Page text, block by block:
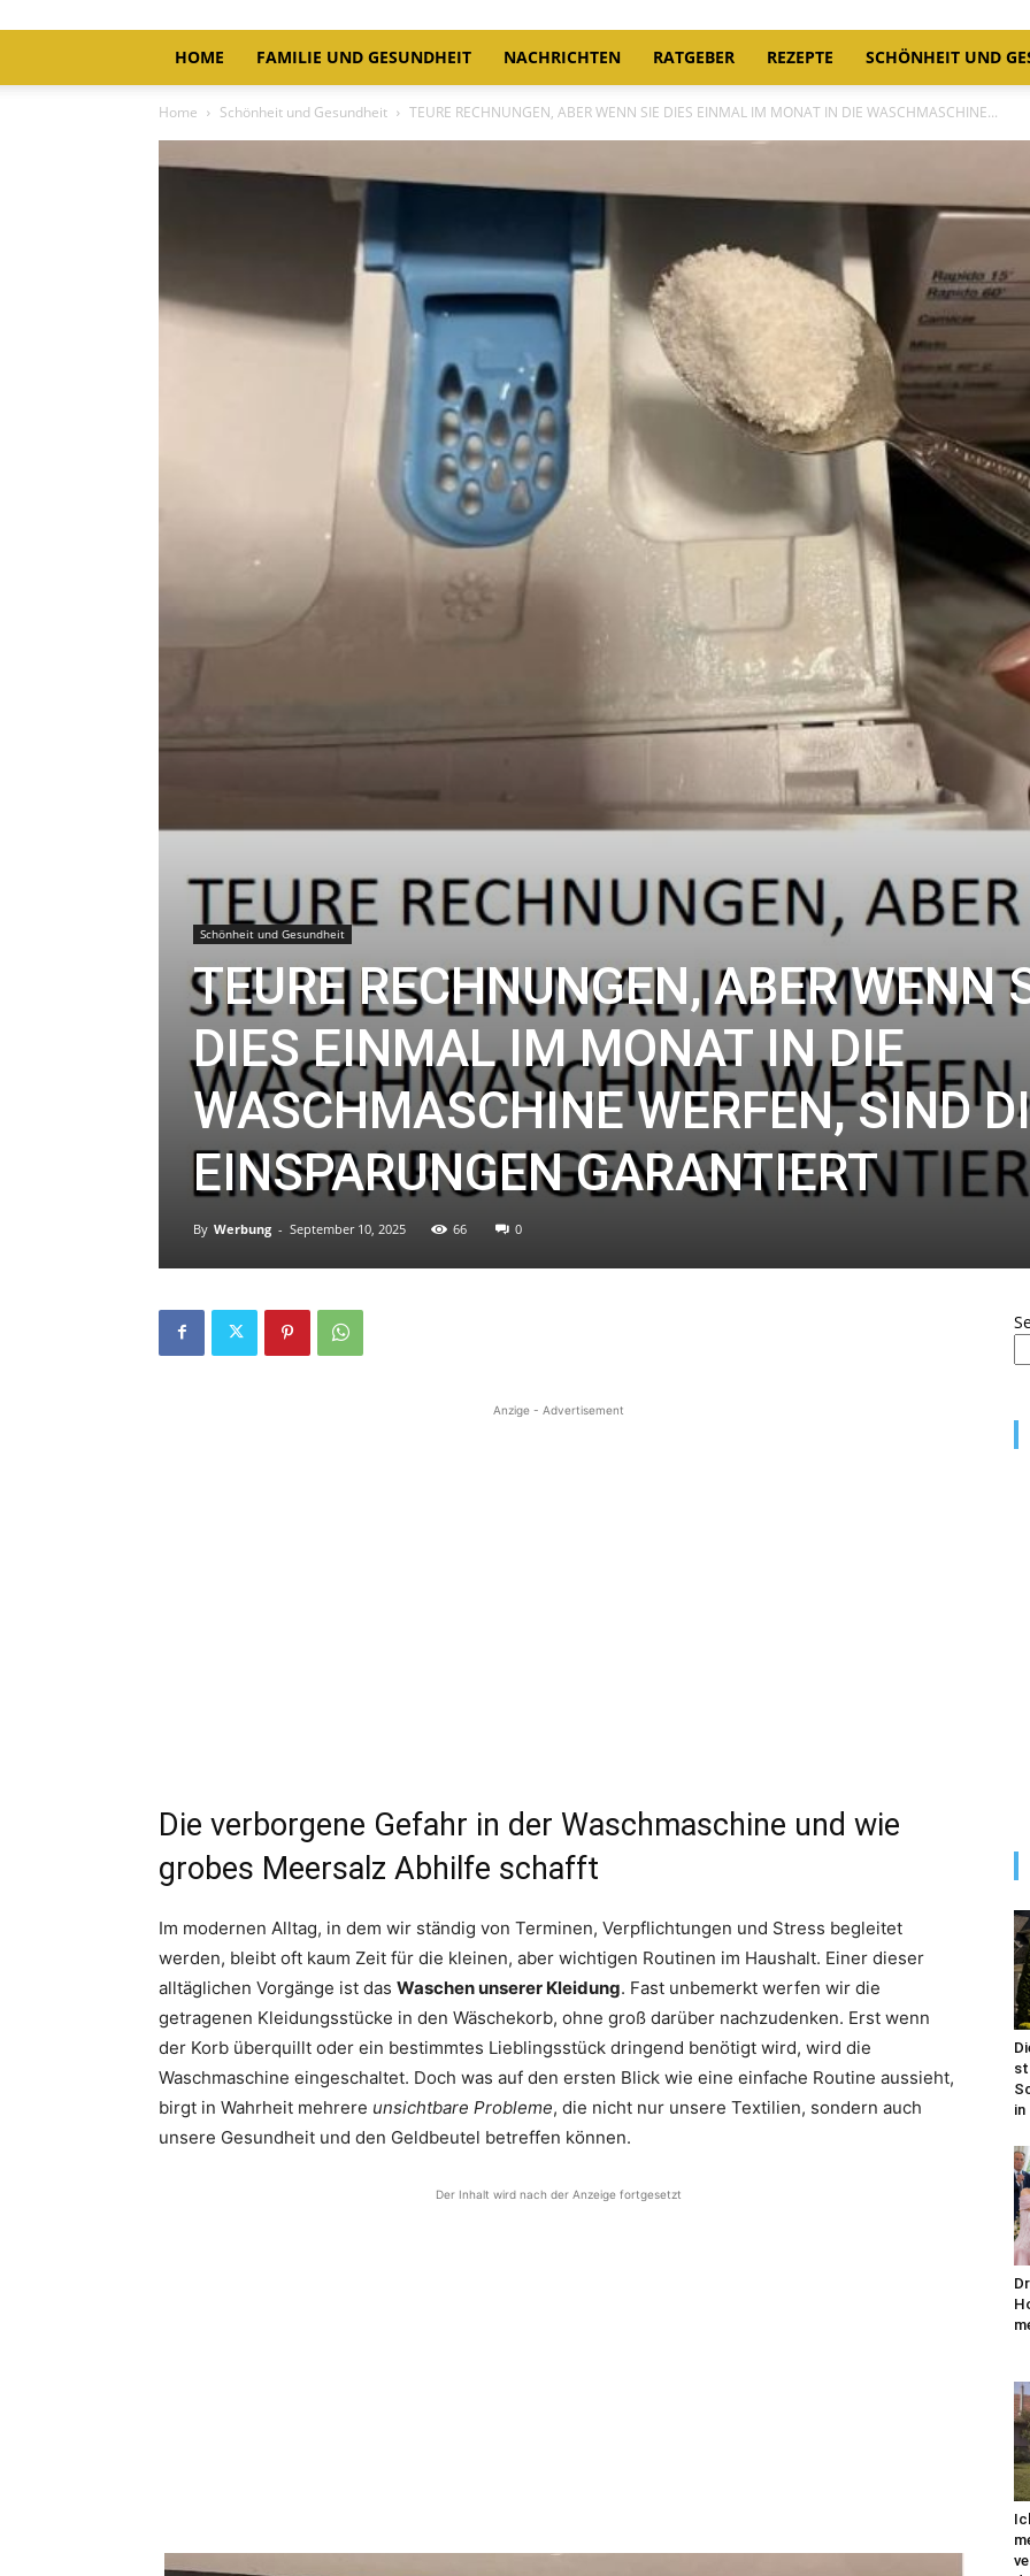
HOME FAMILIE UND GESUNDHEIT NACHRICHTEN RATGEBER REZEPTE SCHÖNHEIT UND
Home Schönheit und Gesundheit TEURE RECHNUNGEN, ABER WENN SIE DIES EINMAL IM MONAT IN DIE WASCHMASCHINE...
Schönheit und Gesundheit
TEURE RECHNUNGEN, ABER WENN
DIES EINMAL IM MONAT IN DIE
WASCHMASCHINE WERFEN, SIND
EINSPARUNGEN GARANTIERT
By Werbung - September 10, 2025 66 0
Anzige - Advertisement
Die verborgene Gefahr in der Waschmaschine und wie
grobes Meersalz Abhilfe schafft
Im modernen Alltag, in dem wir ständig von Terminen, Verpflichtungen und Stress begleitet
werden, bleibt oft kaum Zeit für die kleinen, aber wichtigen Routinen im Haushalt. Einer dieser
alltäglichen Vorgänge ist das Waschen unserer Kleidung. Fast unbemerkt werfen wir die
getragenen Kleidungsstücke in den Wäschekorb, ohne groß darüber nachzudenken. Erst wenn
der Korb überquillt oder ein bestimmtes Lieblingsstück dringend benötigt wird, wird die
Waschmaschine eingeschaltet. Doch was auf den ersten Blick wie eine einfache Routine aussieht,
birgt in Wahrheit mehrere unsichtbare Probleme, die nicht nur unsere Textilien, sondern auch
unsere Gesundheit und den Geldbeutel betreffen können.
Der Inhalt wird nach der Anzeige fortgesetzt
in